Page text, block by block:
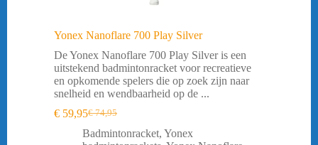
Yonex Nanoflare 700 Play Silver
De Yonex Nanoflare 700 Play Silver is een
uitstekend badmintonracket voor recreatieve
en opkomende spelers die op zoek zijn naar
snelheid en wendbaarheid op de ...
€74,95
Oorspronkelijke
prijs
€ 59,95Huidige
prijs
Badmintonracket, Yonex